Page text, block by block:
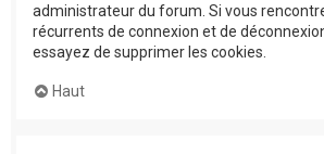
administrateur du forum. Si vous
récurrents de connexion et de
essayez de supprimer les cookies.
Haut